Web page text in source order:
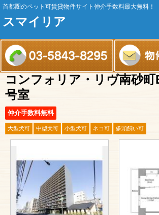
首都圏のペット可賃貸物件サイト仲介手数料最大無料！
スマイリア
コンフォリア・リヴ南砂町
号室
仲介手数料無料
大型犬可 中型犬可 小型犬可 ネコ可 多頭飼い可